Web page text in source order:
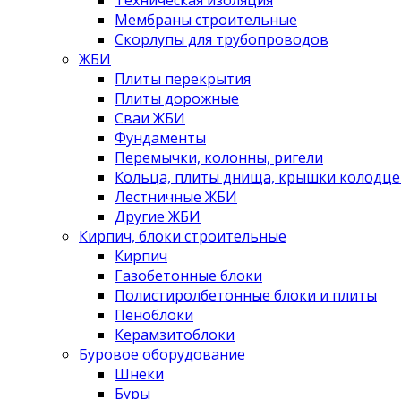
Мембраны строительные
Скорлупы для трубопроводов
ЖБИ
Плиты перекрытия
Плиты дорожные
Сваи ЖБИ
Фундаменты
Перемычки, колонны, ригели
Кольца, плиты днища, крышки
Лестничные ЖБИ
Другие ЖБИ
Кирпич, блоки строительные
Кирпич
Газобетонные блоки
Полистиролбетонные блоки и плиты
Пеноблоки
Керамзитоблоки
Буровое оборудование
Шнеки
Буры